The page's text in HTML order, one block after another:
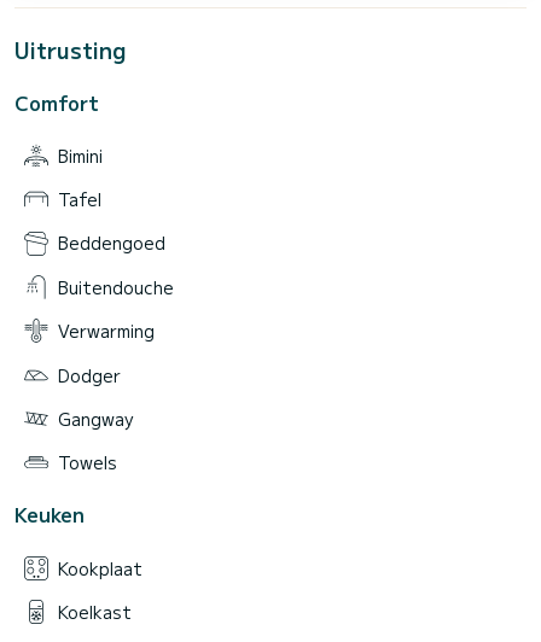
Uitrusting
Comfort
Bimini
Tafel
Beddengoed
Buitendouche
Verwarming
Dodger
Gangway
Towels
Keuken
Kookplaat
Koelkast